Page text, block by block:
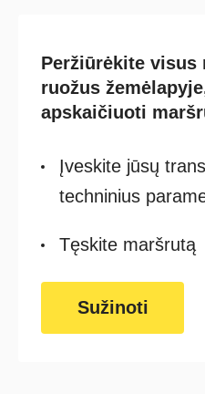
Peržiūrėkite visus
ruožus
apskaičiuoti
Įveskite jūsų
techninius
Tęskite maršrutą
Sužinoti